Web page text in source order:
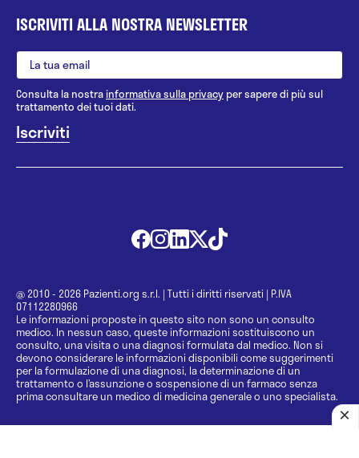
ISCRIVITI ALLA NOSTRA NEWSLETTER
Consulta la nostrainformativa sulla privacy per sapere di più sul
trattamento dei tuoi dati.
@ 2010 - 2026 Pazienti.org s.r.l. | Tutti i diritti riservati | P.IVA
07112280966
Le informazioni proposte in questo sito non sono un consulto
medico. In nessun caso, queste informazioni sostituiscono un
consulto, una visita o una diagnosi formulata dal medico. Non si
devono considerare le informazioni disponibili come suggerimenti
per la formulazione di una diagnosi, la determinazione di un
trattamento o l’assunzione o sospensione di un farmaco senza
prima consultare un medico di medicina generale o uno specialista.